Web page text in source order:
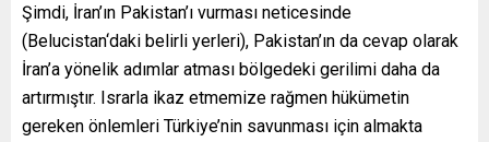
Şimdi, İran’ın Pakistan’ı vurması neticesinde
(Belucistan‘daki belirli yerleri), Pakistan’ın da cevap olarak
İran’a yönelik adımlar atması bölgedeki gerilimi daha da
artırmıştır. Israrla ikaz etmemize rağmen hükümetin
gereken önlemleri Türkiye’nin savunması için almakta